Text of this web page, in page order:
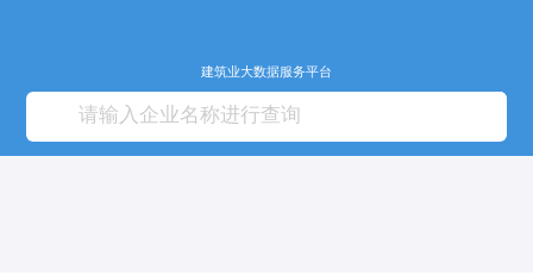
建筑业大数据服务平台